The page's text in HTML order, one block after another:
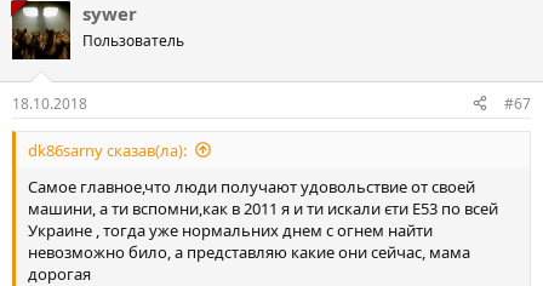
sywer
Пользователь
18.10.2018 #67
dk86sarny сказав(ла):
Самое главное,что люди получают удовольствие от своей
машини, а ти вспомни,как в 2011 я и ти искали єти Е53 по всей
Украине , тогда уже нормальних днем с огнем найти
невозможно било, а представляю какие они сейчас, мама
дорогая